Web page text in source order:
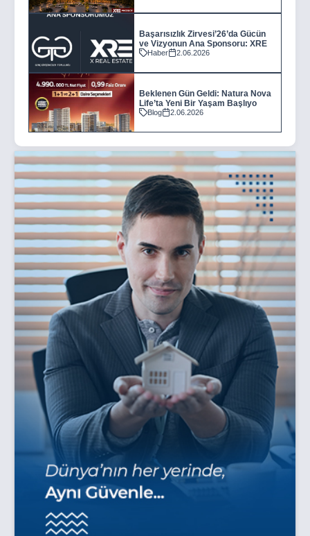
Başarısızlık Zirvesi’26’da Gücün
ve Vizyonun Ana Sponsoru: XRE
Haber 2.06.2026
Beklenen Gün Geldi: Natura Nova
Life’ta Yeni Bir Yaşam Başlıyo
Blog 2.06.2026